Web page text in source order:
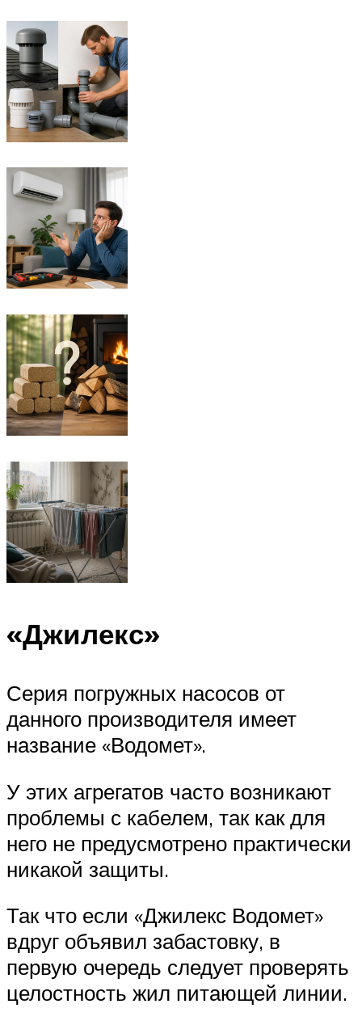
«Джилекс»
Серия погружных насосов от
данного производителя имеет
название «Водомет».
У этих агрегатов часто возникают
проблемы с кабелем, так как для
него не предусмотрено практически
никакой защиты.
Так что если «Джилекс Водомет»
вдруг объявил забастовку, в
первую очередь следует проверять
целостность жил питающей линии.